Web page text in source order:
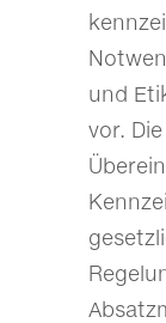
und
vor.